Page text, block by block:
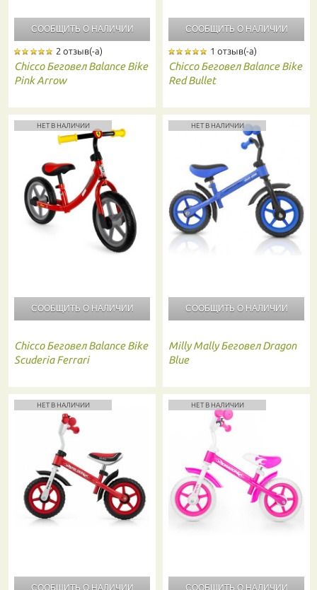
СООБЩИТЬ О НАЛИЧИИ
2 отзыв(-а)
Chicco Беговел Balance Bike
Pink Arrow
СООБЩИТЬ О НАЛИЧИИ
1 отзыв(-а)
Chicco Беговел Balance Bike
Red Bullet
НЕТ В НАЛИЧИИ
СООБЩИТЬ О НАЛИЧИИ
Chicco Беговел Balance Bike
Scuderia Ferrari
НЕТ В НАЛИЧИИ
СООБЩИТЬ О НАЛИЧИИ
Milly Mally Беговел Dragon
Blue
НЕТ В НАЛИЧИИ
СООБЩИТЬ О НАЛИЧИИ
НЕТ В НАЛИЧИИ
СООБЩИТЬ О НАЛИЧИИ